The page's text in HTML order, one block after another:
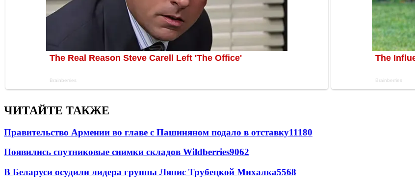
ЧИТАЙТЕ ТАКЖЕ
Правительство Армении во главе с Пашиняном подало в отставку11180
Появились спутниковые снимки складов Wildberries9062
В Беларуси осудили лидера группы Ляпис Трубецкой Михалка5568